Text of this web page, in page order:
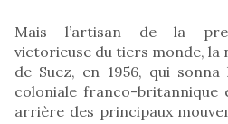
Mais l’artisan de la
victorieuse du tiers monde, la
de Suez, en 1956, qui
coloniale franco-britannique
arrière des principaux